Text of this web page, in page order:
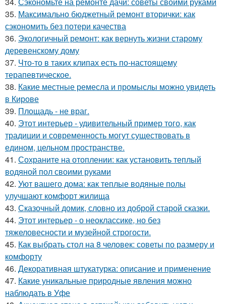
35. Максимально бюджетный ремонт вторички: как
сэкономить без потери качества
36. Экологичный ремонт: как вернуть жизни старому
деревенскому дому
37. Что-то в таких клипах есть по-настоящему
терапевтическое.
38. Какие местные ремесла и промыслы можно увидеть
в Кирове
39. Площадь - не враг.
40. Этот интерьер - удивительный пример того, как
традиции и современность могут существовать в
едином, цельном пространстве.
41. Сохраните на отоплении: как установить теплый
водяной пол своими руками
42. Уют вашего дома: как теплые водяные полы
улучшают комфорт жилища
43. Сказочный домик, словно из доброй старой сказки.
44. Этот интерьер - о неоклассике, но без
тяжеловесности и музейной строгости.
45. Как выбрать стол на 8 человек: советы по размеру и
комфорту
46. Декоративная штукатурка: описание и применение
47. Какие уникальные природные явления можно
наблюдать в Уфе